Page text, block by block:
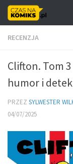
Skip to content
RECENZJA
Clifton. Tom
humor i
PRZEZ SYLWESTER
04/07/2025